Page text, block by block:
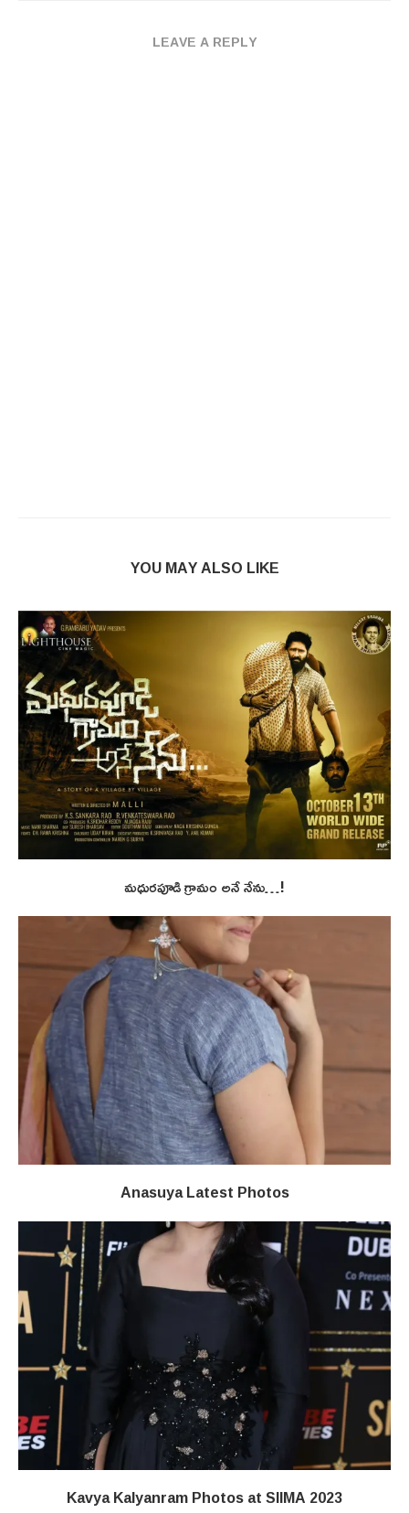
LEAVE A REPLY
YOU MAY ALSO LIKE
మధురపూడి గ్రామం అనే నేను…!
Anasuya Latest Photos
Kavya Kalyanram Photos at SIIMA 2023